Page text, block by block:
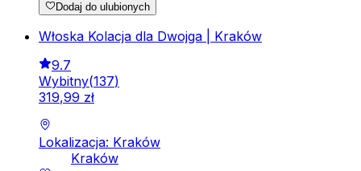
Dodaj do ulubionych
Włoska Kolacja dla Dwojga | Kraków
9.7
Wybitny(137)
319,99 zł
Lokalizacja: Kraków
Kraków